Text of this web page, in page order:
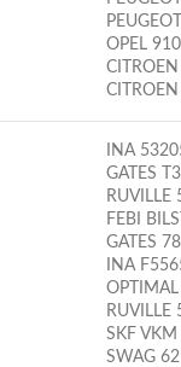
OPEL
INA
GATES
RUVILLE
FEBI
GATES
INA
RUVILLE
SKF
SWAG